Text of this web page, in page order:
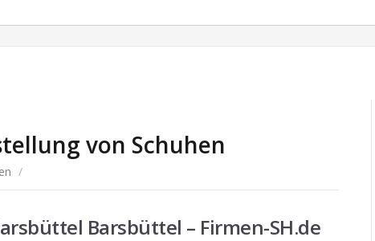
von Schuhen
/
Barsbüttel – Firmen-SH.de